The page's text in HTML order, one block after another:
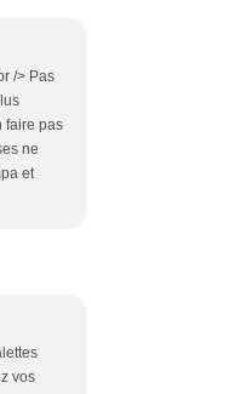
/> Pas
faire pas
ne
et
vos